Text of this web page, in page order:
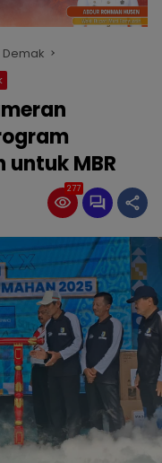
untuk MBR
277